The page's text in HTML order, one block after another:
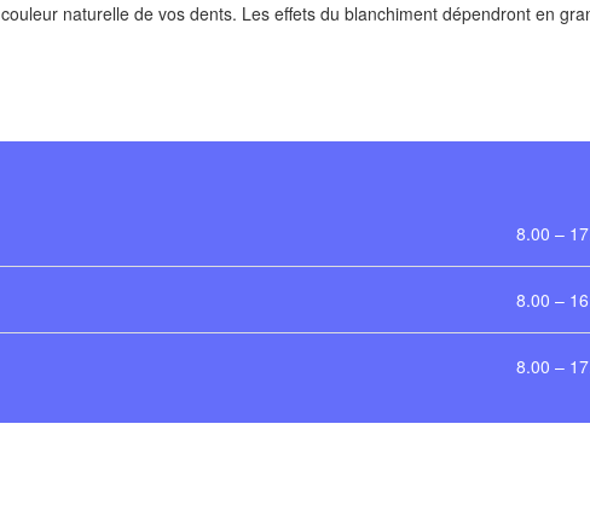
naturelle de vos dents. Les effets du blanchiment dépendront en
8.00 –
8.00 –
8.00 –